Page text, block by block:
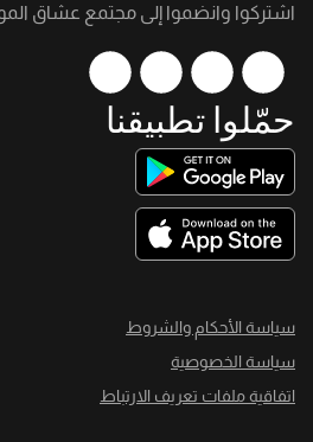
اشتركوا وانضموا إلى مجتمع عشاق
حمّلوا تطبيقنا
سياسة الأحكام والشروط
سياسة الخصوصية
اتفاقية ملفات تعريف الارتباط